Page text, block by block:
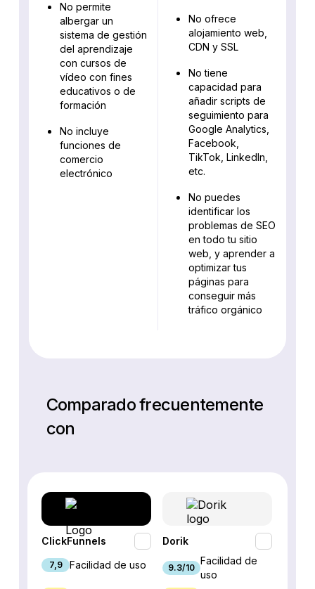
No permite
albergar un
sistema de gestión
del aprendizaje
con cursos de
vídeo con fines
educativos o de
formación
No incluye
funciones de
comercio
electrónico
No ofrece
alojamiento web,
CDN y SSL
No tiene
capacidad para
añadir scripts de
seguimiento para
Google Analytics,
Facebook,
TikTok, LinkedIn,
etc.
No puedes
identificar los
problemas de SEO
en todo tu sitio
web, y aprender a
optimizar tus
páginas para
conseguir más
tráfico orgánico
Comparado frecuentemente
con
ClickFunnels
7,9 Facilidad de uso
Dorik
9.3/10
Facilidad de
uso